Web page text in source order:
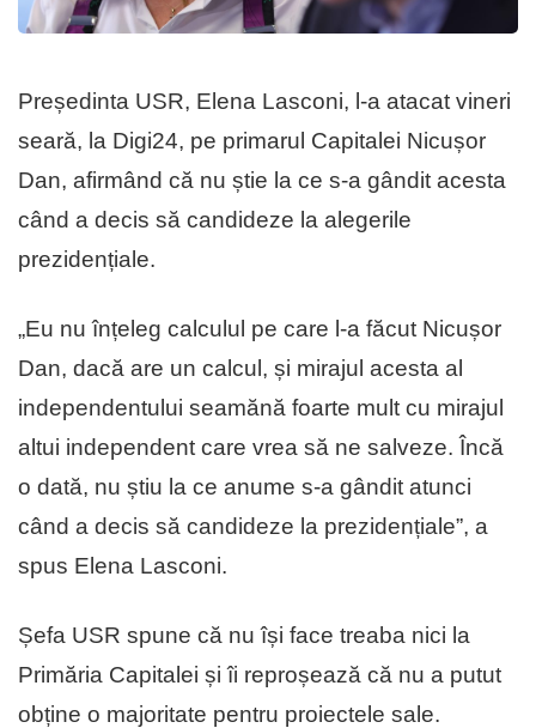
Președinta USR, Elena Lasconi, l-a atacat vineri
seară, la Digi24, pe primarul Capitalei Nicușor
Dan, afirmând că nu știe la ce s-a gândit acesta
când a decis să candideze la alegerile
prezidențiale.
„Eu nu înțeleg calculul pe care l-a făcut Nicușor
Dan, dacă are un calcul, și mirajul acesta al
independentului seamănă foarte mult cu mirajul
altui independent care vrea să ne salveze. Încă
o dată, nu știu la ce anume s-a gândit atunci
când a decis să candideze la prezidențiale”, a
spus Elena Lasconi.
Șefa USR spune că nu își face treaba nici la
Primăria Capitalei și îi reproșează că nu a putut
obține o majoritate pentru proiectele sale.